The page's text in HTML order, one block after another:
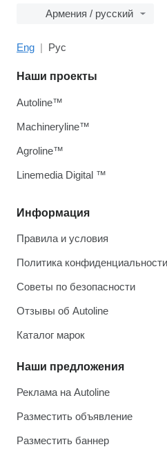
Армения / русский
Eng Рус
Информация
Правила и условия
Политика конфиденциальности
Советы по безопасности
Отзывы об Autoline
Каталог марок
Наши предложения
Реклама на Autoline
Разместить объявление
Разместить баннер
Наши проекты
Autoline™
Machineryline™
Agroline™
Linemedia Digital ™